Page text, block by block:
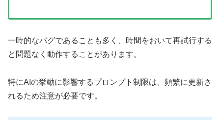
一時的なバグであることも多く、時間をおいて再試行する
と問題なく動作することがあります。
特にAIの挙動に影響するプロンプト制限は、頻繁に更新さ
れるため注意が必要です。